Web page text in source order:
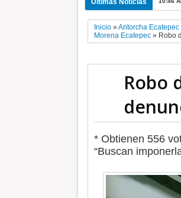
Últimas Noticias
Inicio»Antorcha Ecatepec
Morena Ecatepec» Robo
Robo
* Obtienen 556
“Buscan